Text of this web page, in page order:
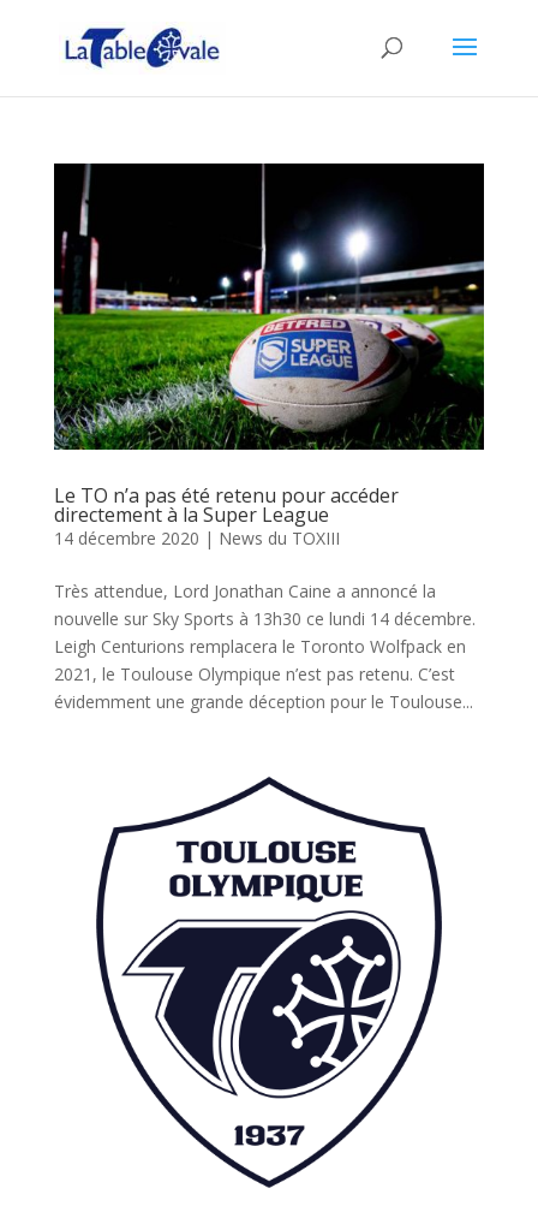
Le TO n’a pas été retenu pour accéder
directement à la Super League
14 décembre 2020 | News du TOXIII
Très attendue, Lord Jonathan Caine a annoncé la
nouvelle sur Sky Sports à 13h30 ce lundi 14 décembre.
Leigh Centurions remplacera le Toronto Wolfpack en
2021, le Toulouse Olympique n’est pas retenu. C’est
évidemment une grande déception pour le Toulouse...